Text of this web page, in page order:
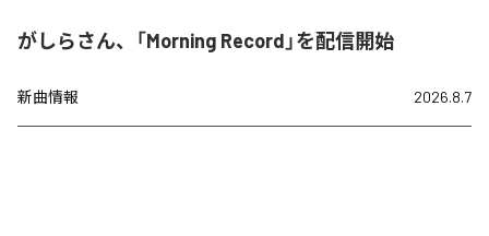
がしらさん、「Morning Record」を配信開始
新曲情報 2026.8.7